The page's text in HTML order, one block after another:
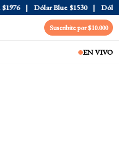
Dólar Blue $1530 Dólar
Suscribite por $10.000
EN VIVO